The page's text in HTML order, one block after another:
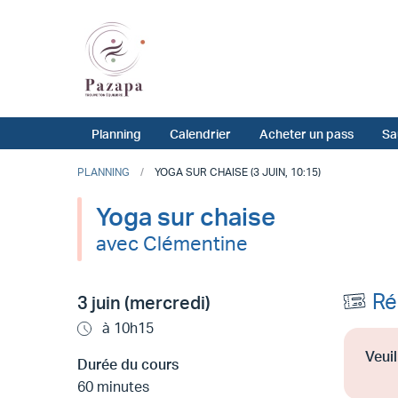
Planning Calendrier Acheter un pass
PLANNING YOGA SUR CHAISE (3 JUIN, 10:15)
Yoga sur chaise
avec Clémentine
3 juin (mercredi)
à 10h15
Durée du cours
60 minutes